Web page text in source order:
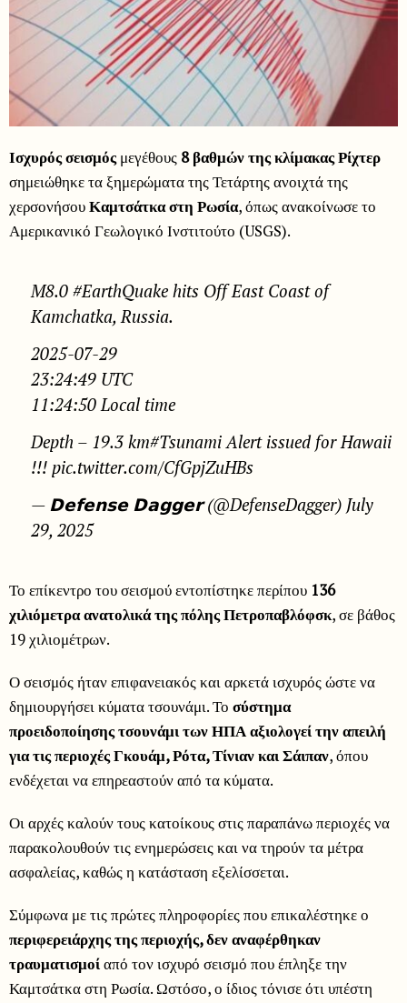
Ισχυρός σεισμόςμεγέθους 8 βαθμών της κλίμακας Ρίχτερ
σημειώθηκε τα ξημερώματα της Τετάρτης ανοιχτά της
χερσονήσουΚαμτσάτκαστη Ρωσία, όπως ανακοίνωσε το
Αμερικανικό Γεωλογικό Ινστιτούτο (USGS).
M8.0 #EarthQuake hits Off East Coast of
Kamchatka, Russia.
2025-07-29
23:24:49 UTC
11:24:50 Local time
Depth – 19.3 km#Tsunami Alert issued for Hawaii
!!! pic.twitter.com/CfGpjZuHBs
— 𝗗𝗲𝗳𝗲𝗻𝘀𝗲 𝗗𝗮𝗴𝗴𝗲𝗿 (@DefenseDagger) July
29, 2025
Το επίκεντρο του σεισμού εντοπίστηκε περίπου 136
χιλιόμετρα ανατολικά της πόλης Πετροπαβλόφσκ, σε βάθος
19 χιλιομέτρων.
Ο σεισμός ήταν επιφανειακός και αρκετά ισχυρός ώστε να
δημιουργήσει κύματα τσουνάμι. Το σύστημα
προειδοποίησης τσουνάμι των ΗΠΑ αξιολογεί την απειλή
για τις περιοχές Γκουάμ, Ρότα, Τίνιαν και Σάιπαν, όπου
ενδέχεται να επηρεαστούν από τα κύματα.
Οι αρχές καλούν τους κατοίκους στις παραπάνω περιοχές να
παρακολουθούν τις ενημερώσεις και να τηρούν τα μέτρα
ασφαλείας, καθώς η κατάσταση εξελίσσεται.
Σύμφωνα με τις πρώτες πληροφορίες που επικαλέστηκε ο
περιφερειάρχης της περιοχής, δεν αναφέρθηκαν
τραυματισμοίαπό τον ισχυρό σεισμό που έπληξε την
Καμτσάτκα στη Ρωσία. Ωστόσο, ο ίδιος τόνισε ότι υπέστη